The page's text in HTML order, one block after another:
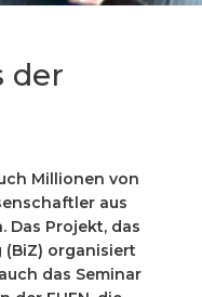
der
Millionen von
aus
Das Projekt, das
organisiert
das Seminar